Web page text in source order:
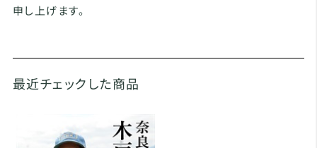
申し上げます。
最近チェックした商品